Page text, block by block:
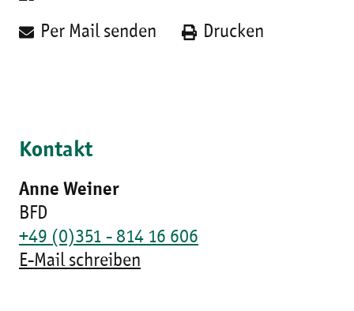
Per Mail senden Drucken
Kontakt
Anne Weiner
BFD
+49 (0)351 - 814 16 606
E-Mail schreiben